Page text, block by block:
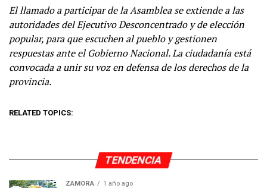
El llamado a participar de la Asamblea se extiende a las
autoridades del Ejecutivo Desconcentrado y de elección
popular, para que escuchen al pueblo y gestionen
respuestas ante el Gobierno Nacional. La ciudadanía está
convocada a unir su voz en defensa de los derechos de la
provincia.
RELATED TOPICS:
TENDENCIA
ZAMORA 1 año ago